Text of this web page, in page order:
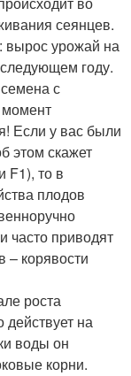
сеянцев.
вырос урожай на
году.
с
момент
Если у вас были
этом скажет
F1), то в
плодов
часто приводят
– корявости
роста
на
воды он
корни.